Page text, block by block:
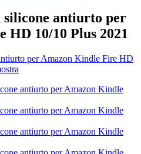
silicone antiurto per
10/10 Plus 2021